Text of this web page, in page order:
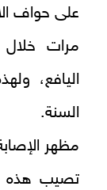
مرات
السنة.
مظهر
تصيب هذه